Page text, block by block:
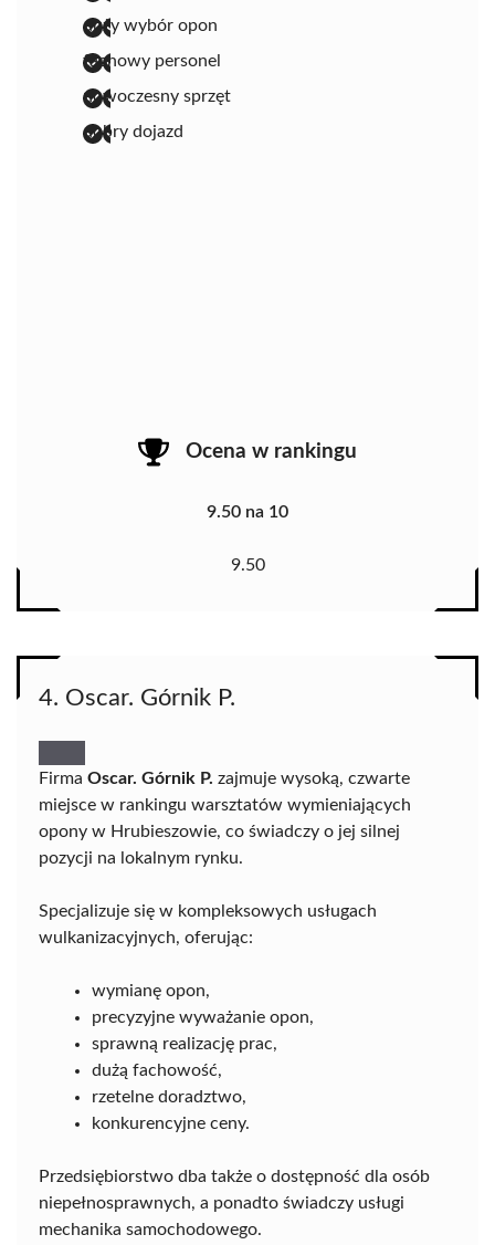
duży wybór opon
fachowy personel
nowoczesny sprzęt
dobry dojazd
Ocena w rankingu
9.50 na 10
9.50
4. Oscar. Górnik P.
Firma Oscar. Górnik P. zajmuje wysoką, czwarte
miejsce w rankingu warsztatów wymieniających
opony w Hrubieszowie, co świadczy o jej silnej
pozycji na lokalnym rynku.
Specjalizuje się w kompleksowych usługach
wulkanizacyjnych, oferując:
wymianę opon,
precyzyjne wyważanie opon,
sprawną realizację prac,
dużą fachowość,
rzetelne doradztwo,
konkurencyjne ceny.
Przedsiębiorstwo dba także o dostępność dla osób
niepełnosprawnych, a ponadto świadczy usługi
mechanika samochodowego.